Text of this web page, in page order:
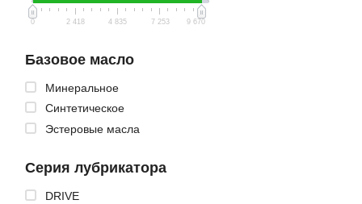
0 2 418 4 835 7 253 9 670
Базовое масло
Минеральное
Синтетическое
Эстеровые масла
Серия лубрикатора
DRIVE